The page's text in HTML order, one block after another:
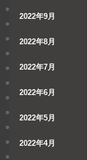
2022年9月
2022年8月
2022年7月
2022年6月
2022年5月
2022年4月